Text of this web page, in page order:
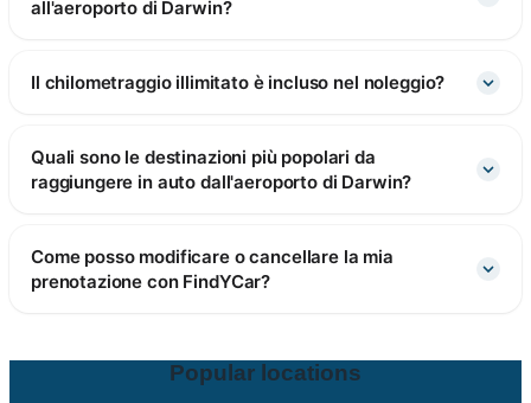
all'aeroporto di Darwin?
Il chilometraggio illimitato è incluso nel noleggio?
Quali sono le destinazioni più popolari da
raggiungere in auto dall'aeroporto di Darwin?
Come posso modificare o cancellare la mia
prenotazione con FindYCar?
Popular locations